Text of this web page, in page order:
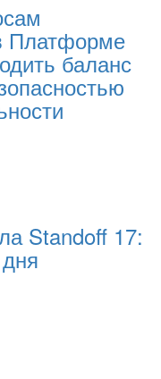
Платформе
баланс
Standoff 17: